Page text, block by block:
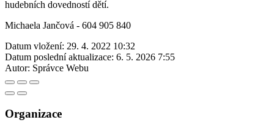
hudebních dovedností dětí.
Michaela Jančová - 604 905 840
Datum vložení: 29. 4. 2022 10:32
Datum poslední aktualizace: 6. 5. 2026 7:55
Autor: Správce Webu
Organizace